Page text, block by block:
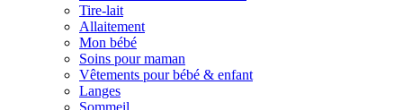
Tire-lait
Allaitement
Mon bébé
Soins pour maman
Vêtements pour bébé & enfant
Langes
Sommeil